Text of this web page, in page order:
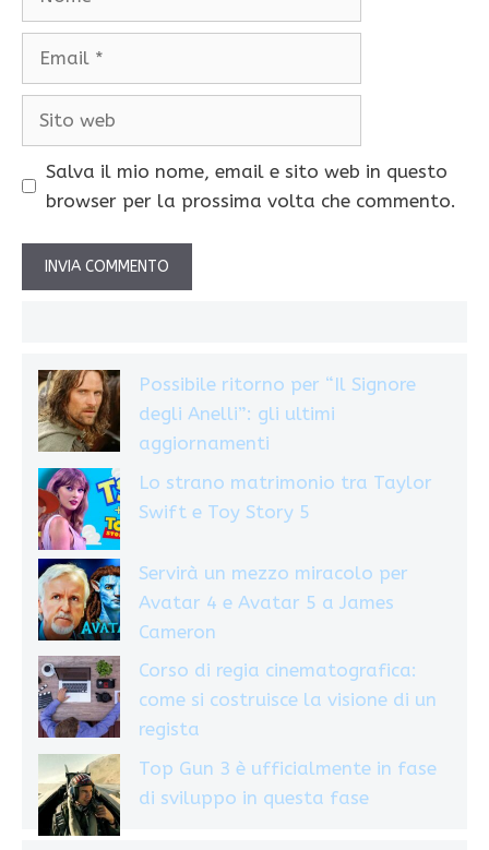
Salva il mio nome, email e sito web in questo
browser per la prossima volta che commento.
Possibile ritorno per “Il Signore
degli Anelli”: gli ultimi
aggiornamenti
Lo strano matrimonio tra Taylor
Swift e Toy Story 5
Servirà un mezzo miracolo per
Avatar 4 e Avatar 5 a James
Cameron
Corso di regia cinematografica:
come si costruisce la visione di un
regista
Top Gun 3 è ufficialmente in fase
di sviluppo in questa fase